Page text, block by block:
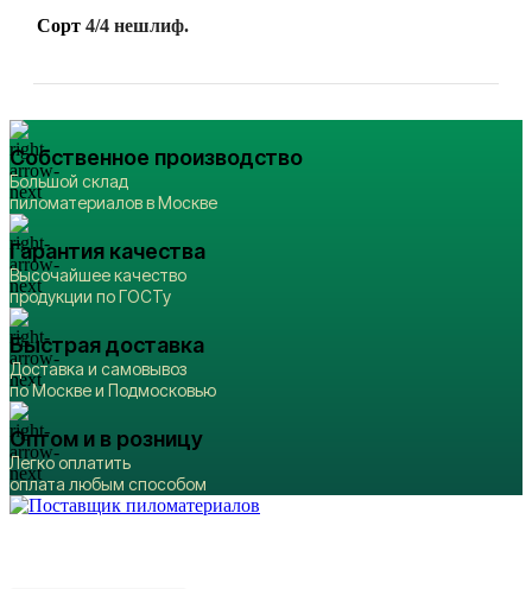
Сорт 4/4 нешлиф.
Собственное производство
Большой склад
пиломатериалов в Москве
Гарантия качества
Высочайшее качество
продукции по ГОСТу
Быстрая доставка
Доставка и самовывоз
по Москве и Подмосковью
Оптом и в розницу
Легко оплатить
оплата любым способом